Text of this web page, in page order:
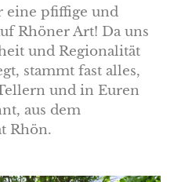
eine pfiffige und
Rhöner Art! Da uns
und Regionalität
stammt fast alles,
und in Euren
aus dem
Rhön.